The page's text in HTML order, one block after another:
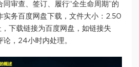
审查、签订、履行“全生命周期”的
实务百度网盘下载，文件大小：2.50
下载链接为百度网盘，如链接失
，24小时内处理。